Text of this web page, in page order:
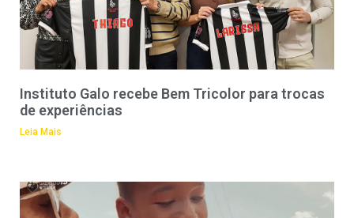
Instituto Galo recebe Bem Tricolor para trocas
de experiências
Leia Mais